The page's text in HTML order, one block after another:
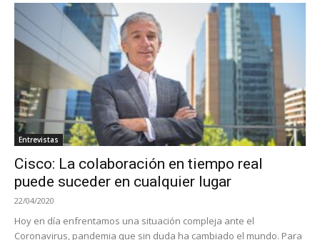
Entrevistas
Cisco: La colaboración en tiempo real
puede suceder en cualquier lugar
22/04/2020
Hoy en día enfrentamos una situación compleja ante el
Coronavirus, pandemia que sin duda ha cambiado el mundo. Para